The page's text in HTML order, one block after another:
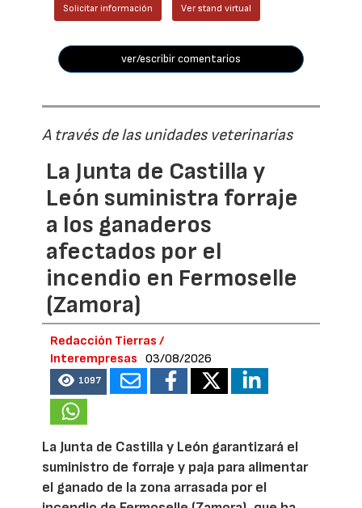
Solicitar información Ver stand virtual
ver/escribir comentarios
A través de las unidades veterinarias
La Junta de Castilla y
León suministra forraje
a los ganaderos
afectados por el
incendio en Fermoselle
(Zamora)
Redacción Tierras /
Interempresas
03/08/2026
1097
La Junta de Castilla y León garantizará el
suministro de forraje y paja para alimentar
el ganado de la zona arrasada por el